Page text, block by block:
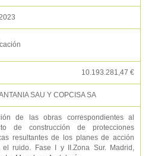
10.193.281,47 €
SAU Y COPCISA SA
de las obras correspondientes al
de construcción de protecciones
resultantes de los planes de acción
el ruido. Fase I y II.Zona Sur. Madrid,